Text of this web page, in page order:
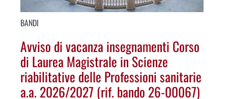
BANDI
Avviso di vacanza insegnamenti Corso
di Laurea Magistrale in Scienze
riabilitative delle Professioni sanitarie
a.a. 2026/2027 (rif. bando 26-00067)